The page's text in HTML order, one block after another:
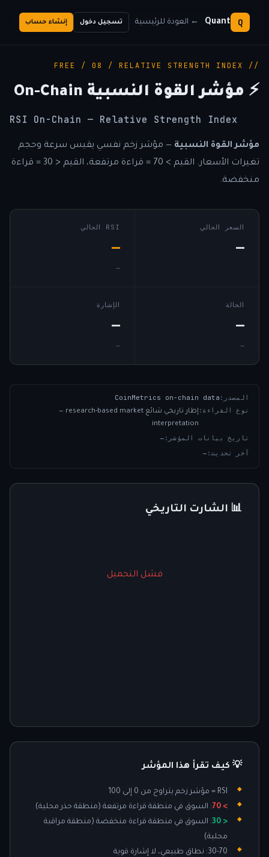
Q
Quant ← العودة للرئيسية تسجيل دخول إنشاء حساب
// FREE / 08 / RELATIVE STRENGTH INDEX
⚡ مؤشر القوة النسبية On-Chain
RSI On-Chain — Relative Strength Index
مؤشر القوة النسبية — مؤشر زخم نفسي يقيس سرعة وحجم
تغيرات الأسعار. القيم > 70 = قراءة مرتفعة، القيم < 30 = قراءة
منخفضة.
السعر الحالي
—
RSI الحالي
—
—
الحالة
—
—
الإشارة
—
—
المصدر: CoinMetrics on-chain data
نوع القراءة: إطار تاريخي شائع— research-based market
interpretation
تاريخ بيانات المؤشر: —
آخر تحديث: —
📊 الشارت التاريخي
فشل التحميل
💡 كيف تقرأ هذا المؤشر
RSI = مؤشر زخم يتراوح من 0 إلى 100
> 70
: السوق في منطقة قراءة مرتفعة (منطقة حذر محلية)
< 30
: السوق في منطقة قراءة منخفضة (منطقة مراقبة
محلية)
30-70: نطاق طبيعي، لا إشارة قوية